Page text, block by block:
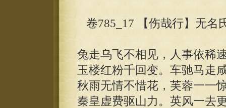
卷785_17 【伤哉行】无名
兔走乌飞不相见，人事依稀
玉楼红粉千回变。车驰马走
秋雨无情不惜花，芙蓉一一
秦皇虚费驱山力。英风一去